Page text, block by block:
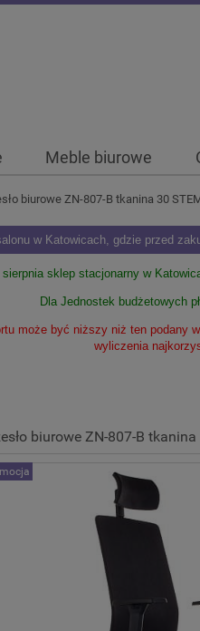
Meble biurowe
biurowe ZN-807-B tkanina 30
w Katowicach, gdzie przed
sklep stacjonarny w
Dla Jednostek budżetowych
może być niższy niż ten podany
wyliczenia
biurowe ZN-807-B